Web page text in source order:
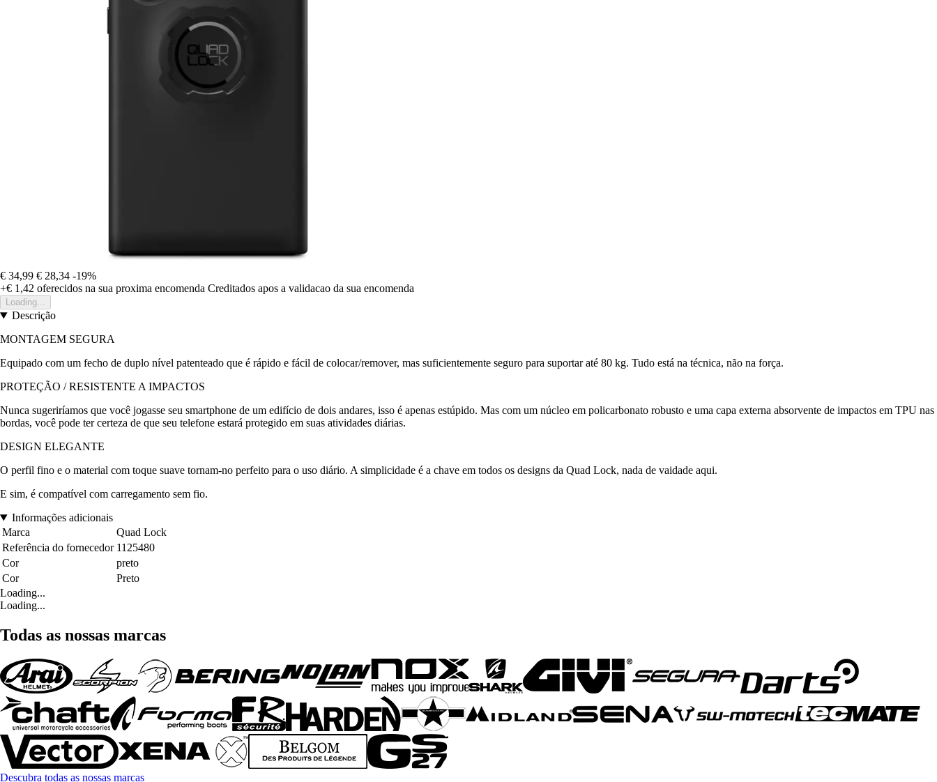
€ 34,99 € 28,34 -19%
+€ 1,42 oferecidos na sua proxima encomenda Creditados apos a validacao da sua encomenda
Loading...
Descrição
MONTAGEM SEGURA
Equipado com um fecho de duplo nível patenteado que é rápido e fácil de colocar/remover, mas suficientemente seguro para suportar até 80 kg. Tudo está na técnica, não na força.
PROTEÇÃO / RESISTENTE A IMPACTOS
Nunca sugeriríamos que você jogasse seu smartphone de um edifício de dois andares, isso é apenas estúpido. Mas com um núcleo em policarbonato robusto e uma capa externa absorvente de impactos em TPU nas
bordas, você pode ter certeza de que seu telefone estará protegido em suas atividades diárias.
DESIGN ELEGANTE
O perfil fino e o material com toque suave tornam-no perfeito para o uso diário. A simplicidade é a chave em todos os designs da Quad Lock, nada de vaidade aqui.
E sim, é compatível com carregamento sem fio.
Informações adicionais
Marca
Quad Lock
Referência do fornecedor 1125480
Cor
preto
Cor
Preto
Loading...
Loading...
Todas as nossas marcas
Descubra todas as nossas marcas